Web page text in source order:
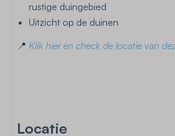
rustige duingebied
Uitzicht op de duinen
📍 Klik hier en check de locatie van
Locatie